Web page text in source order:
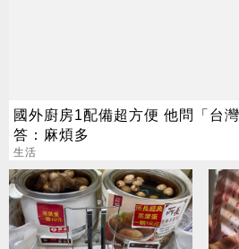
國外廚房1配備超方便 他問「台
答：麻煩多
生活